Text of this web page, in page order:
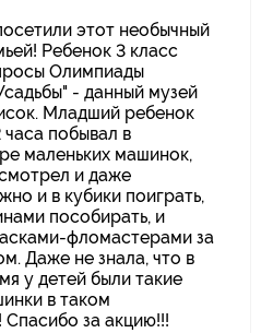
этот необычный
Ребенок 3 класс
Олимпиады
- данный музей
Младший ребенок
часа побывал в
маленьких машинок,
и даже
и в кубики поиграть,
пособирать, и
фломастерами за
Даже не знала, что в
у детей были такие
в таком
Спасибо за акцию!!!